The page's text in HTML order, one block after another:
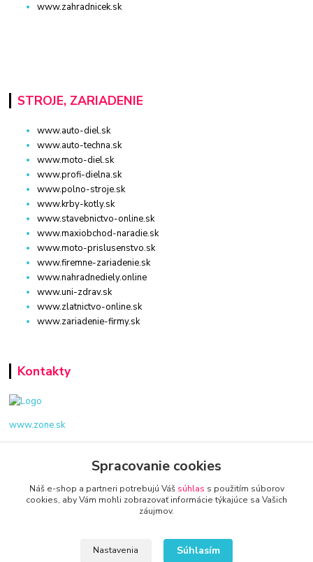
www.zahradnicek.sk
STROJE, ZARIADENIE
www.auto-diel.sk
www.auto-techna.sk
www.moto-diel.sk
www.profi-dielna.sk
www.polno-stroje.sk
www.krby-kotly.sk
www.stavebnictvo-online.sk
www.maxiobchod-naradie.sk
www.moto-prislusenstvo.sk
www.firemne-zariadenie.sk
www.nahradnediely.online
www.uni-zdrav.sk
www.zlatnictvo-online.sk
www.zariadenie-firmy.sk
Kontakty
www.zone.sk
+421 940 949 000
info@kamenik.sk
Spracovanie cookies
Náš e-shop a partneri potrebujú Váš súhlas s použitím súborov
cookies, aby Vám mohli zobrazovať informácie týkajúce sa Vašich
záujmov.
Nastavenia Súhlasím